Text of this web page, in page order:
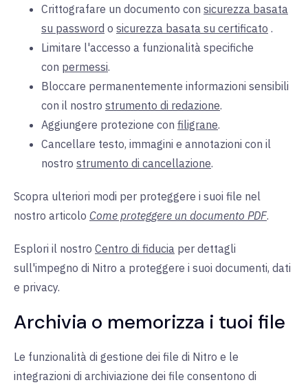
Crittografare un documento con sicurezza basata
su password o sicurezza basata su certificato .
Limitare l'accesso a funzionalità specifiche
con permessi.
Bloccare permanentemente informazioni sensibili
con il nostro strumento di redazione.
Aggiungere protezione con filigrane.
Cancellare testo, immagini e annotazioni con il
nostro strumento di cancellazione.
Scopra ulteriori modi per proteggere i suoi file nel
nostro articolo Come proteggere un documento PDF.
Esplori il nostro Centro di fiducia per dettagli
sull'impegno di Nitro a proteggere i suoi documenti, dati
e privacy.
Archivia o memorizza i tuoi file
Le funzionalità di gestione dei file di Nitro e le
integrazioni di archiviazione dei file consentono di